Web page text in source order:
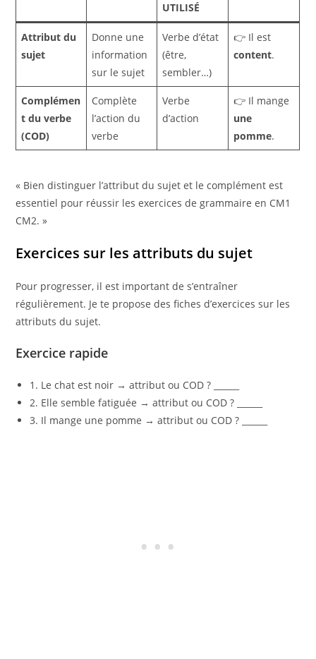
UTILISÉ
Attribut du
sujet
Donne une
information
sur le sujet
Verbe d’état
(être,
sembler…)
👉 Il est
content.
Complémen
t du verbe
(COD)
Complète
l’action du
verbe
Verbe
d’action
👉 Il mange
une
pomme.
« Bien distinguer l’attribut du sujet et le complément est
essentiel pour réussir les exercices de grammaire en CM1
CM2. »
Exercices sur les attributs du sujet
Pour progresser, il est important de s’entraîner
régulièrement. Je te propose des fiches d’exercices sur les
attributs du sujet.
Exercice rapide
1. Le chat est noir → attribut ou COD ? ______
2. Elle semble fatiguée → attribut ou COD ? ______
3. Il mange une pomme → attribut ou COD ? ______